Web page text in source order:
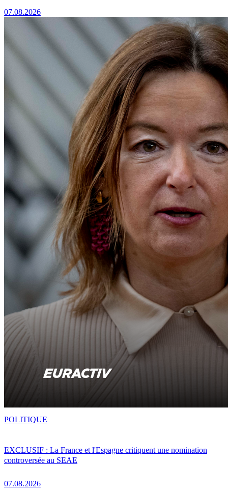
07.08.2026
EXCLUSIF : La France et l'Espagne critiquent une nomination
controversée au SEAE
07.08.2026
POLITIQUE